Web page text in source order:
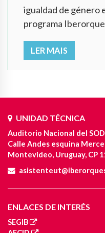
igualdad de género
programa
LER MAIS
UNIDAD TÉCNICA
Auditorio Nacional del
Calle Andes esquina
Montevideo, Uruguay, CP
ENLACES DE INTERÉS
SEGIB